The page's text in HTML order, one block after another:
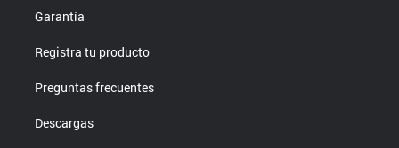
Garantía
Registra tu producto
Preguntas frecuentes
Descargas